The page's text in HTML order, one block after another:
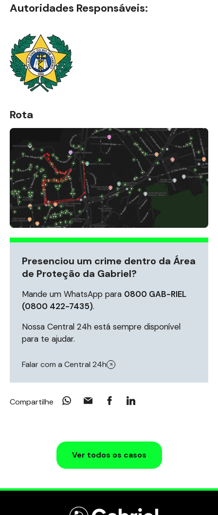
Autoridades Responsáveis:
Rota
Presenciou um crime dentro da Área
de Proteção da Gabriel?
Mande um WhatsApp para 0800 GAB-RIEL
(0800 422-7435).
Nossa Central 24h está sempre disponível
para te ajudar.
Falar com a Central 24h
Compartilhe
Ver todos os casos